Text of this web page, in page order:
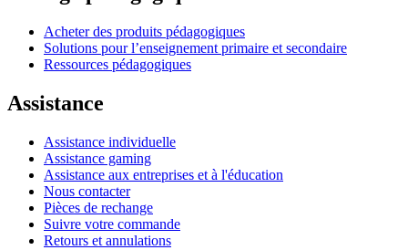
Acheter des produits pédagogiques
Solutions pour l’enseignement primaire et secondaire
Ressources pédagogiques
Assistance
Assistance individuelle
Assistance gaming
Assistance aux entreprises et à l'éducation
Nous contacter
Pièces de rechange
Suivre votre commande
Retours et annulations